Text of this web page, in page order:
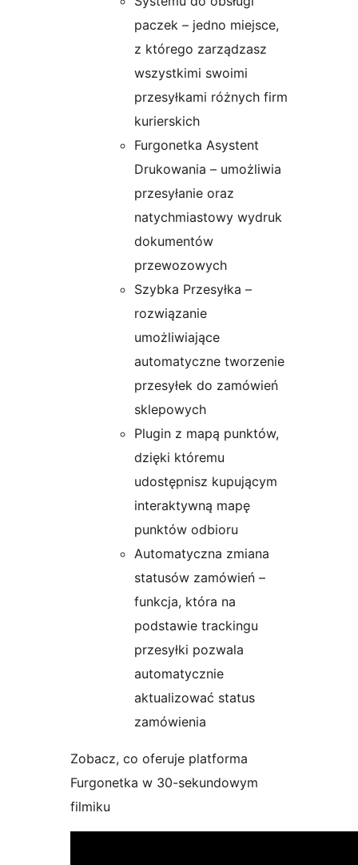
paczek – jedno miejsce,
z którego zarządzasz
wszystkimi swoimi
przesyłkami różnych firm
kurierskich
Furgonetka Asystent
Drukowania – umożliwia
przesyłanie oraz
natychmiastowy wydruk
dokumentów
przewozowych
Szybka Przesyłka –
rozwiązanie
umożliwiające
automatyczne tworzenie
przesyłek do zamówień
sklepowych
Plugin z mapą punktów,
dzięki któremu
udostępnisz kupującym
interaktywną mapę
punktów odbioru
Automatyczna zmiana
statusów zamówień –
funkcja, która na
podstawie trackingu
przesyłki pozwala
automatycznie
aktualizować status
zamówienia
Zobacz, co oferuje platforma
Furgonetka w 30-sekundowym
filmiku